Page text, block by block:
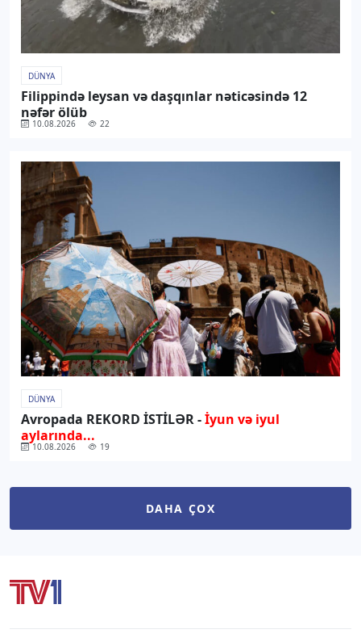
DÜNYA
Filippində leysan və daşqınlar nəticəsində 12
nəfər ölüb
10.08.2026 22
DÜNYA
Avropada REKORD İSTİLƏR -İyun və iyul
aylarında...
10.08.2026 19
DAHA ÇOX